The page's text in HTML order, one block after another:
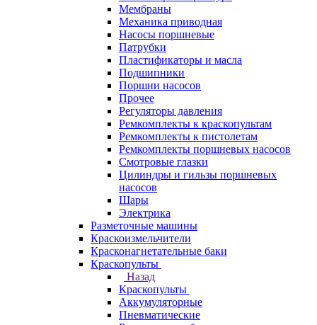
Мембраны
Механика приводная
Насосы поршневые
Патрубки
Пластификаторы и масла
Подшипники
Поршни насосов
Прочее
Регуляторы давления
Ремкомплекты к краскопультам
Ремкомплекты к пистолетам
Ремкомплекты поршневых насосов
Смотровые глазки
Цилиндры и гильзы поршневых
насосов
Шары
Электрика
Разметочные машины
Краскоизмельчители
Красконагнетательные баки
Краскопульты
Назад
Краскопульты
Аккумуляторные
Пневматические